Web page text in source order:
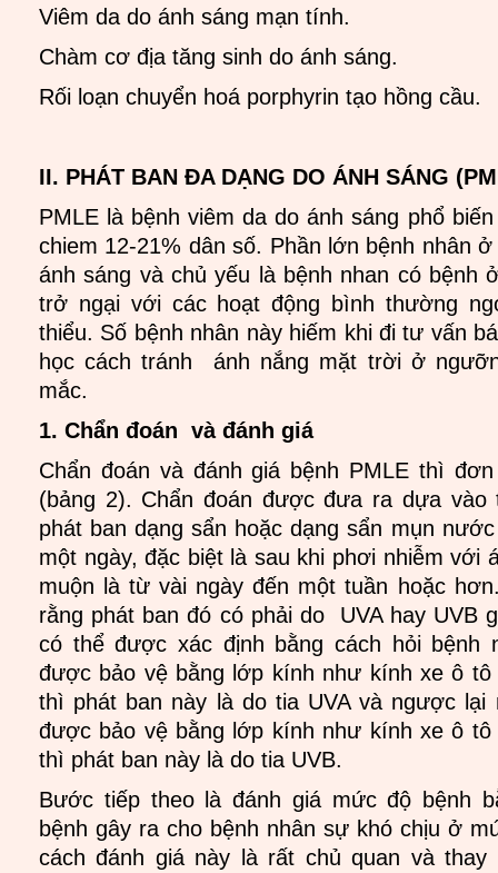
Viêm da do ánh sáng mạn tính.
Chàm cơ địa tăng sinh do ánh sáng.
Rối loạn chuyển hoá porphyrin tạo hồng cầu.
II. PHÁT BAN ĐA DẠNG DO ÁNH SÁNG
PMLE là bệnh viêm da do ánh sáng phổ
chiem 12-21% dân số. Phần lớn bệnh nhân
ánh sáng và chủ yếu là bệnh nhan có bệnh
trở ngại với các hoạt động bình thường
thiểu. Số bệnh nhân này hiếm khi đi tư vấn
học cách tránh ánh nắng mặt trời ở
mắc.
1. Chẩn đoán và đánh giá
Chẩn đoán và đánh giá bệnh PMLE thì
(bảng 2). Chẩn đoán được đưa ra dựa vào
phát ban dạng sẩn hoặc dạng sẩn mụn
một ngày, đặc biệt là sau khi phơi nhiễm với
muộn là từ vài ngày đến một tuần hoặc
rằng phát ban đó có phải do UVA hay UVB
có thể được xác định bằng cách hỏi bệnh
được bảo vệ bằng lớp kính như kính xe ô
thì phát ban này là do tia UVA và ngược lại
được bảo vệ bằng lớp kính như kính xe ô
thì phát ban này là do tia UVB.
Bước tiếp theo là đánh giá mức độ bệnh
bệnh gây ra cho bệnh nhân sự khó chịu ở
cách đánh giá này là rất chủ quan và